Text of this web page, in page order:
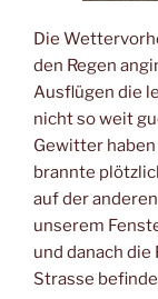
Die
den Regen
Ausflügen die
nicht so weit
Gewitter
brannte
auf der
unserem
und danach
Strasse